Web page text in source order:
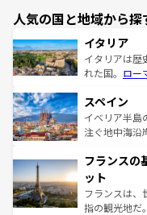
人気の国と地域から探
イタリア
イタリアは歴
れた国。 ロー
ろん、トスカ
景など、自然
ピザやパスタ
ませてくれる
なお、新着の
しい。
スペイン
イベリア半島
注ぐ地中海沿
文化が根付く
れる闘牛、そ
る。首都マド
アートに溢れ
フランスの
ット
フランスは、
指の観光地だ